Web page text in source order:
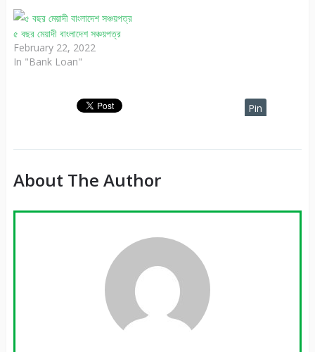
৫ বছর মেয়াদী বাংলাদেশ সঞ্চয়পত্র
February 22, 2022
In "Bank Loan"
Pin
About The Author